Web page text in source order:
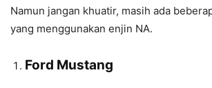
Namun jangan khuatir, masih ada
yang menggunakan enjin NA.
Ford Mustang